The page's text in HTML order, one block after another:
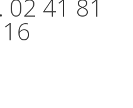
02 41 81